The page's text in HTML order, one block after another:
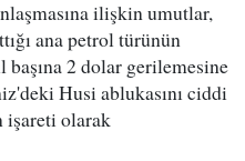
ilişkin umutlar,
ana petrol türünün
başına 2 dolar gerilemesine
Husi ablukasını ciddi
olarak